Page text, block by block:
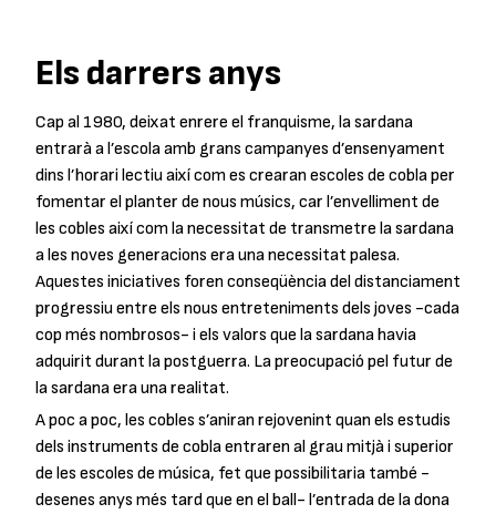
Els darrers anys
Cap al 1980, deixat enrere el franquisme, la sardana
entrarà a l’escola amb grans campanyes d’ensenyament
dins l’horari lectiu així com es crearan escoles de cobla per
fomentar el planter de nous músics, car l’envelliment de
les cobles així com la necessitat de transmetre la sardana
a les noves generacions era una necessitat palesa.
Aquestes iniciatives foren conseqüència del distanciament
progressiu entre els nous entreteniments dels joves -cada
cop més nombrosos- i els valors que la sardana havia
adquirit durant la postguerra. La preocupació pel futur de
la sardana era una realitat.
A poc a poc, les cobles s’aniran rejovenint quan els estudis
dels instruments de cobla entraren al grau mitjà i superior
de les escoles de música, fet que possibilitaria també -
desenes anys més tard que en el ball- l’entrada de la dona